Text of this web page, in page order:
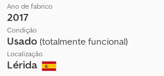
Ano de fabrico
2017
Condição
Usado (totalmente funcional)
Localização
Lérida